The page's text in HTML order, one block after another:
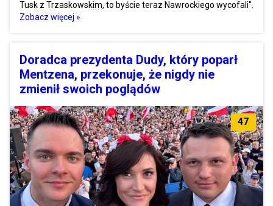
Tusk z Trzaskowskim, to byście teraz Nawrockiego wycofali".
Zobacz więcej »
Doradca prezydenta Dudy, który poparł
Mentzena, przekonuje, że nigdy nie
zmienił swoich poglądów
47